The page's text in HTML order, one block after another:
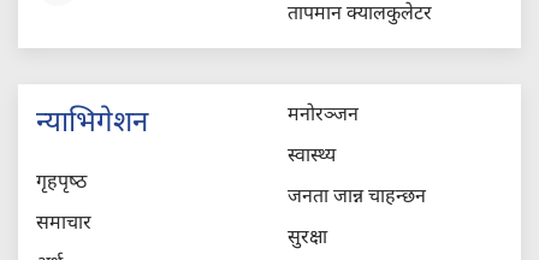
तापमान क्यालकुलेटर
न्याभिगेशन
गृहपृष्‍ठ
समाचार
मनोरञ्जन
स्वास्थ्य
जनता जान्न चाहन्छन
सुरक्षा